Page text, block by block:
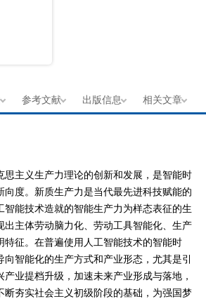
参考文献 出版信息 相关文章
思主义生产力理论的创新和发展，是智能时
向度。新质生产力是当代最先进科技赋能的
智能技术造就的智能生产力为样态表征的生
出主体劳动脑力化、劳动工具智能化、生产
特征。在普遍使用人工智能技术的智能时
智能化的生产方式和产业形态，尤其是引
产业提档升级，加速未来产业形成与落地，
断夯实社会主义初级阶段的基础，为强国梦